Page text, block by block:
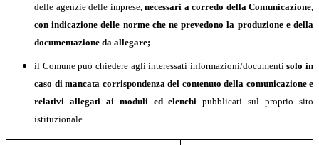
delle agenzie delle imprese, necessari a corredo della Comunicazione,
con indicazione delle norme che ne prevedono la produzione e della
documentazione da allegare;
il Comune può chiedere agli interessati informazioni/documentisolo in
caso di mancata corrispondenza del contenuto della comunicazione e
relativi allegati ai moduli ed elenchi pubblicati sul proprio sito
istituzionale.